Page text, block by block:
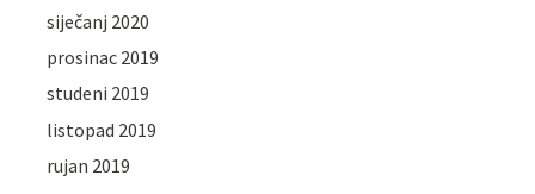
siječanj 2020
prosinac 2019
studeni 2019
listopad 2019
rujan 2019